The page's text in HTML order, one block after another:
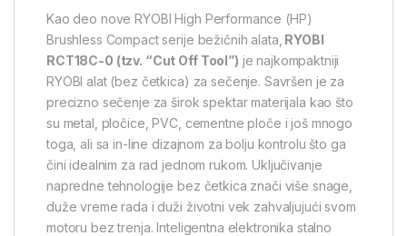
Kao deo nove RYOBI High Performance (HP)
Brushless Compact serije bežičnih alata, RYOBI
RCT18C-0 (tzv. “Cut Off Tool”) je najkompaktniji
RYOBI alat (bez četkica) za sečenje. Savršen je za
precizno sečenje za širok spektar materijala kao što
su metal, pločice, PVC, cementne ploče i još mnogo
toga, ali sa in-line dizajnom za bolju kontrolu što ga
čini idealnim za rad jednom rukom. Uključivanje
napredne tehnologije bez četkica znači više snage,
duže vreme rada i duži životni vek zahvaljujući svom
motoru bez trenja. Inteligentna elektronika stalno